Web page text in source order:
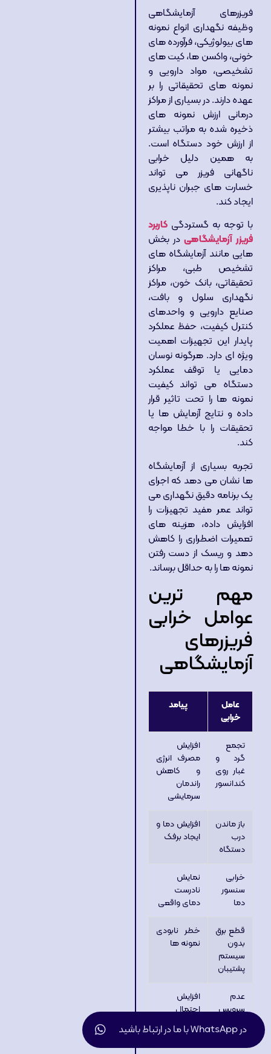
فریزرهای آزمایشگاهی
وظیفه نگهداری انواع نمونه
های بیولوژیکی، فرآورده های
خونی، واکسن ها، کیت های
تشخیصی، مواد دارویی و
نمونه های تحقیقاتی را بر
عهده دارند. در بسیاری از مراکز
درمانی ارزش نمونه های
ذخیره شده به مراتب بیشتر
از ارزش خود دستگاه است.
به همین دلیل خرابی
ناگهانی فریزر می تواند
خسارت های جبران ناپذیری
ایجاد کند.
با توجه به گستردگی کاربرد
فریزر آزمایشگاهی در بخش
هایی مانند آزمایشگاه های
تشخیص طبی، مراکز
تحقیقاتی، بانک خون، مراکز
نگهداری سلول و بافت،
صنایع دارویی و واحدهای
کنترل کیفیت، حفظ عملکرد
پایدار این تجهیزات اهمیت
ویژه ای دارد. هرگونه نوسان
دمایی یا توقف عملکرد
دستگاه می تواند کیفیت
نمونه ها را تحت تاثیر قرار
داده و نتایج آزمایش ها یا
تحقیقات را با خطا مواجه
کند.
تجربه بسیاری از آزمایشگاه
ها نشان می دهد که اجرای
یک برنامه دقیق نگهداری می
تواند عمر مفید تجهیزات را
افزایش داده، هزینه های
تعمیرات اضطراری را کاهش
دهد و ریسک از دست رفتن
نمونه ها را به حداقل برساند.
مهم ترین
عوامل خرابی
فریزرهای
آزمایشگاهی
عامل
خرابی
پیامد
تجمع
گرد و
غبار روی
کندانسور
افزایش
مصرف انرژی
و کاهش
راندمان
سرمایشی
باز ماندن
درب
دستگاه
افزایش دما و
ایجاد برفک
خرابی
سنسور
دما
نمایش
نادرست
دمای واقعی
قطع برق
بدون
سیستم
پشتیبان
خطر نابودی
نمونه ها
عدم
سرویس
افزایش
احتمال
کمپرسور
در WhatsApp با ما در ارتباط باشید